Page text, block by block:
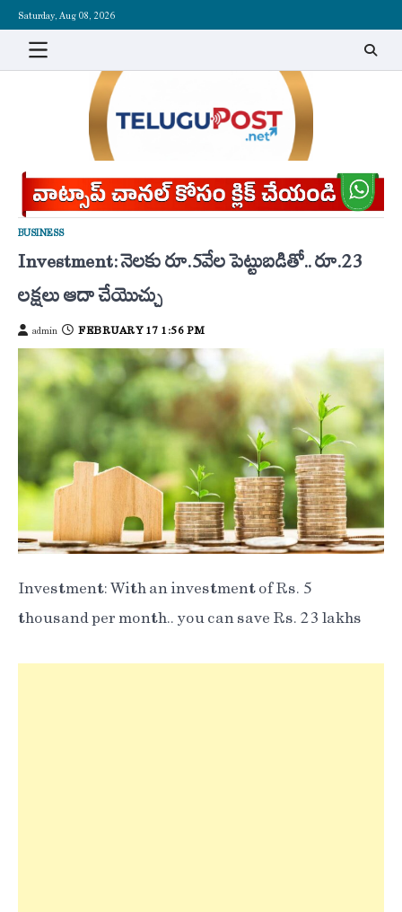
Skip
content
Saturday, Aug 08, 2026
BUSINESS
Investment: నెలకు రూ.5వేల పెట్టుబడితో.. రూ.23
లక్షలు ఆదా చేయొచ్చు
admin FEBRUARY 17 1:56 PM
Investment: With an investment of Rs. 5
thousand per month.. you can save Rs. 23 lakhs